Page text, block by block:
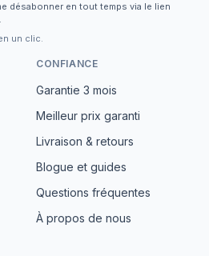
désabonner en tout temps via le lien
un clic.
CONFIANCE
Garantie 3 mois
Meilleur prix garanti
Livraison & retours
Blogue et guides
Questions fréquentes
À propos de nous